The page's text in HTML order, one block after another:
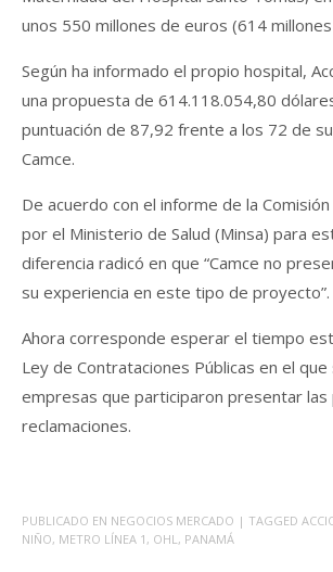
unos 550 millones de euros (614
Según ha informado el propio hospital,
una propuesta de 614.118.054,80
puntuación de 87,92 frente a los 72 de
Camce.
De acuerdo con el informe de la
por el Ministerio de Salud (Minsa) para
diferencia radicó en que “Camce no
su experiencia en este tipo de proyecto”.
Ahora corresponde esperar el tiempo
Ley de Contrataciones Públicas en el
empresas que participaron presentar
reclamaciones.
PUBLICADO EN NEGOCIOS MERCADO | TAGGED
NIÑO, METRO LÍNEA 1 , OHL , PANAMÁ